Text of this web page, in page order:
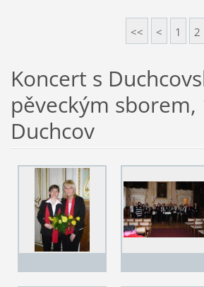
<< < 1 2
Koncert s
pěveckým sborem,
Duchcov